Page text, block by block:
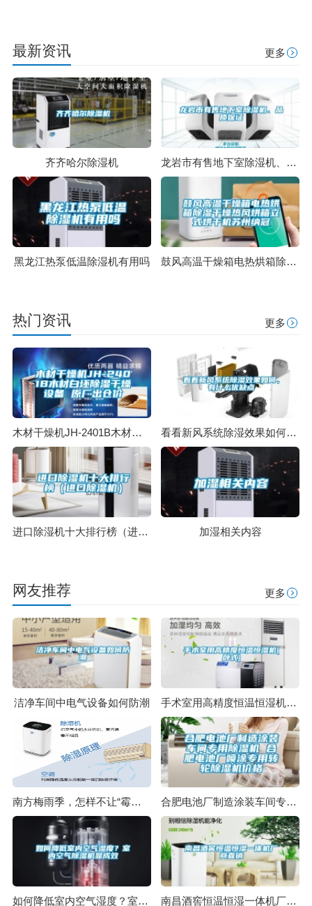
最新资讯 更多
齐齐哈尔除湿机 龙岩市有售地下室除湿机、品质保证
黑龙江热泵低温除湿机有用吗 鼓风高温干燥箱电热烘箱除湿干燥热风烘箱立式烘干机苏州纳冠
热门资讯 更多
木材干燥机JH-2401B木材白坯除湿干燥设备 原厂出仓价 看看新风系统除湿效果如何，有什么优缺点
进口除湿机十大排行榜（进口除湿机） 加湿相关内容
网友推荐 更多
洁净车间中电气设备如何防潮 手术室用高精度恒温恒湿机(卧式)
南方梅雨季，怎样不让“霉运”肆无忌惮？ 合肥电池厂制造涂装车间专用除湿机 合肥电池厂喷涂专用转轮除湿机价格
如何降低室内空气湿度？室内空气除湿机显成效 南昌酒窖恒温恒湿一体机厂商直销